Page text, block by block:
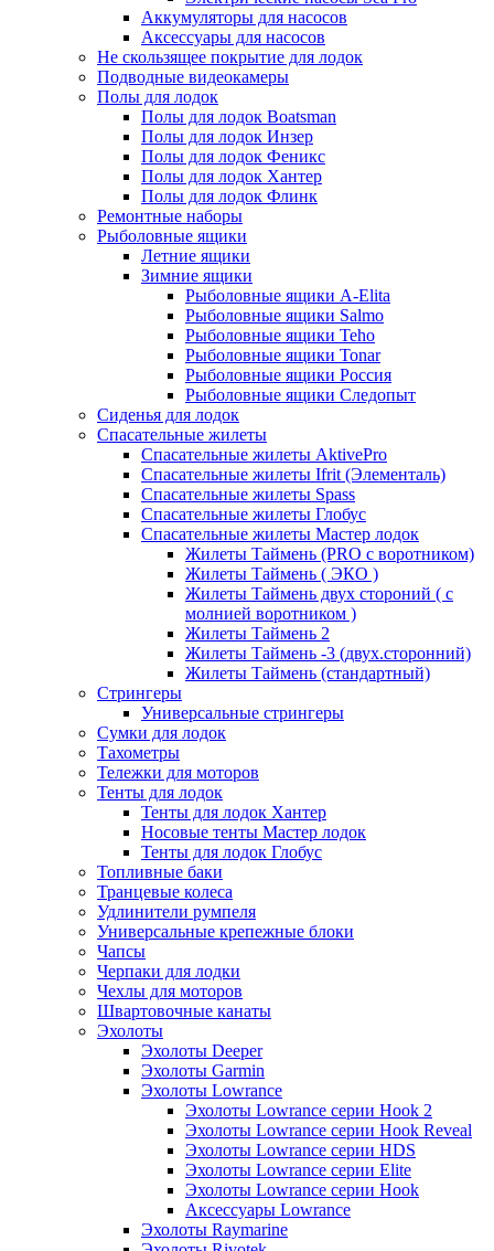
Аккумуляторы для насосов
Аксессуары для насосов
Не скользящее покрытие для лодок
Подводные видеокамеры
Полы для лодок
Полы для лодок Boatsman
Полы для лодок Инзер
Полы для лодок Феникс
Полы для лодок Хантер
Полы для лодок Флинк
Ремонтные наборы
Рыболовные ящики
Летние ящики
Зимние ящики
Рыболовные ящики A-Elita
Рыболовные ящики Salmo
Рыболовные ящики Teho
Рыболовные ящики Tonar
Рыболовные ящики Россия
Рыболовные ящики Следопыт
Сиденья для лодок
Спасательные жилеты
Спасательные жилеты AktivePro
Спасательные жилеты Ifrit (Элементаль)
Спасательные жилеты Spass
Спасательные жилеты Глобус
Спасательные жилеты Мастер лодок
Жилеты Таймень (PRO c воротником)
Жилеты Таймень ( ЭКО )
Жилеты Таймень двух стороний ( с
молнией воротником )
Жилеты Таймень 2
Жилеты Таймень -3 (двух.сторонний)
Жилеты Таймень (стандартный)
Стрингеры
Универсальные стрингеры
Сумки для лодок
Тахометры
Тележки для моторов
Тенты для лодок
Тенты для лодок Хантер
Носовые тенты Мастер лодок
Тенты для лодок Глобус
Топливные баки
Транцевые колеса
Удлинители румпеля
Универсальные крепежные блоки
Чапсы
Черпаки для лодки
Чехлы для моторов
Швартовочные канаты
Эхолоты
Эхолоты Deeper
Эхолоты Garmin
Эхолоты Lowrance
Эхолоты Lowrance серии Hook 2
Эхолоты Lowrance серии Hook Reveal
Эхолоты Lowrance серии HDS
Эхолоты Lowrance серии Elite
Эхолоты Lowrance серии Hook
Аксессуары Lowrance
Эхолоты Raymarine